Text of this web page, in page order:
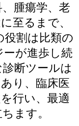
腫瘍学、老
至るまで、
役割は比類の
が進歩し続
断ツールは
り、臨床医
行い、最適
ます。